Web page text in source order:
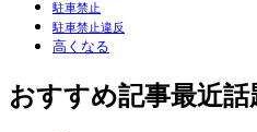
駐車禁止
駐車禁止違反
高くなる
おすすめ記事最近話